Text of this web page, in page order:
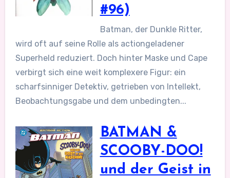
#96)
Batman, der Dunkle Ritter,
wird oft auf seine Rolle als actiongeladener
Superheld reduziert. Doch hinter Maske und Cape
verbirgt sich eine weit komplexere Figur: ein
scharfsinniger Detektiv, getrieben von Intellekt,
Beobachtungsgabe und dem unbedingten...
BATMAN &
SCOOBY-DOO!
und der Geist in